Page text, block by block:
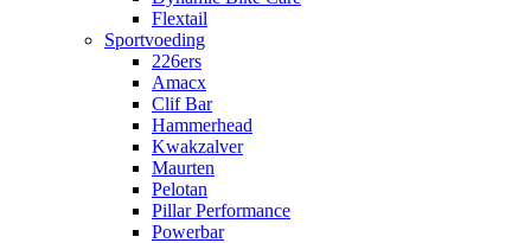
Flextail
Sportvoeding
226ers
Amacx
Clif Bar
Hammerhead
Kwakzalver
Maurten
Pelotan
Pillar Performance
Powerbar